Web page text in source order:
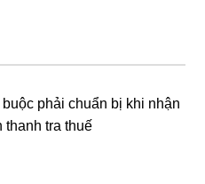
phải chuẩn bị khi nhận
thanh tra thuế